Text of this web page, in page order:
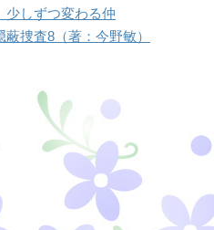
少しずつ変わる仲
蔽捜査8（著：今野敏）